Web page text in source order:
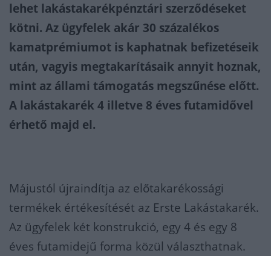
lehet lakástakarékpénztári szerződéseket
kötni. Az ügyfelek akár 30 százalékos
kamatprémiumot is kaphatnak befizetéseik
után, vagyis megtakarításaik annyit hoznak,
mint az állami támogatás megszűnése előtt.
A lakástakarék 4 illetve 8 éves futamidővel
érhető majd el.
Májustól újraindítja az előtakarékossági
termékek értékesítését az Erste Lakástakarék.
Az ügyfelek két konstrukció, egy 4 és egy 8
éves futamidejű forma közül választhatnak.